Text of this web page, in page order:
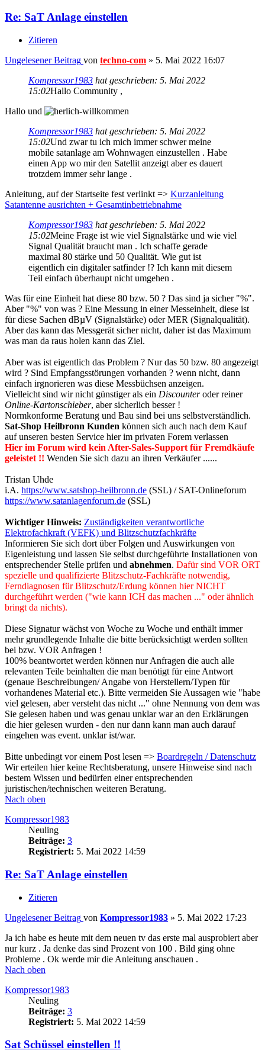
Re: SaT Anlage einstellen
Zitieren
Ungelesener Beitrag von techno-com » 5. Mai 2022 16:07
Kompressor1983 hat geschrieben: 5. Mai 2022
15:02Hallo Community ,
Hallo und
Kompressor1983 hat geschrieben: 5. Mai 2022
15:02Und zwar tu ich mich immer schwer meine
mobile satanlage am Wohnwagen einzustellen . Habe
einen App wo mir den Satellit anzeigt aber es dauert
trotzdem immer sehr lange .
Anleitung, auf der Startseite fest verlinkt => Kurzanleitung
Satantenne ausrichten + Gesamtinbetriebnahme
Kompressor1983 hat geschrieben: 5. Mai 2022
15:02Meine Frage ist wie viel Signalstärke und wie viel
Signal Qualität braucht man . Ich schaffe gerade
maximal 80 stärke und 50 Qualität. Wie gut ist
eigentlich ein digitaler satfinder !? Ich kann mit diesem
Teil einfach überhaupt nicht umgehen .
Was für eine Einheit hat diese 80 bzw. 50 ? Das sind ja sicher "%".
Aber "%" von was ? Eine Messung in einer Messeinheit, diese ist
für diese Sachen dBµV (Signalstärke) oder MER (Signalqualität).
Aber das kann das Messgerät sicher nicht, daher ist das Maximum
was man da raus holen kann das Ziel.
Aber was ist eigentlich das Problem ? Nur das 50 bzw. 80 angezeigt
wird ? Sind Empfangsstörungen vorhanden ? wenn nicht, dann
einfach irgnorieren was diese Messbüchsen anzeigen.
Vielleicht sind wir nicht günstiger als ein Discounteroder reiner
Online-Kartonschieber, aber sicherlich besser !
Normkonforme Beratung und Bau sind bei uns selbstverständlich.
Sat-Shop Heilbronn Kunden können sich auch nach dem Kauf
auf unseren besten Service hier im privaten Forem verlassen
Hier im Forum wird kein After-Sales-Support für Fremdkäufe
geleistet !! Wenden Sie sich dazu an ihren Verkäufer ......
Tristan Uhde
i.A. https://www.satshop-heilbronn.de (SSL) / SAT-Onlineforum
https://www.satanlagenforum.de (SSL)
Wichtiger Hinweis: Zuständigkeiten verantwortliche
Elektrofachkraft (VEFK) und Blitzschutzfachkräfte
Informieren Sie sich dort über Folgen und Auswirkungen von
Eigenleistung und lassen Sie selbst durchgeführte Installationen von
entsprechender Stelle prüfen und abnehmen. Dafür sind VOR ORT
spezielle und qualifizierte Blitzschutz-Fachkräfte notwendig,
Ferndiagnosen für Blitzschutz/Erdung können hier NICHT
durchgeführt werden ("wie kann ICH das machen ..." oder ähnlich
bringt da nichts).
Diese Signatur wächst von Woche zu Woche und enthält immer
mehr grundlegende Inhalte die bitte berücksichtigt werden sollten
bei bzw. VOR Anfragen !
100% beantwortet werden können nur Anfragen die auch alle
relevanten Teile beinhalten die man benötigt für eine Antwort
(genaue Beschreibungen/ Angabe von Herstellern/Typen für
vorhandenes Material etc.). Bitte vermeiden Sie Aussagen wie "habe
viel gelesen, aber versteht das nicht ..." ohne Nennung von dem was
Sie gelesen haben und was genau unklar war an den Erklärungen
die hier gelesen wurden - den nur dann kann man auch darauf
eingehen was event. unklar ist/war.
Bitte unbedingt vor einem Post lesen => Boardregeln / Datenschutz
Wir erteilen hier keine Rechtsberatung, unsere Hinweise sind nach
bestem Wissen und bedürfen einer entsprechenden
juristischen/technischen weiteren Beratung.
Nach oben
Kompressor1983
Neuling
Beiträge: 3
Registriert: 5. Mai 2022 14:59
Re: SaT Anlage einstellen
Zitieren
Ungelesener Beitrag von Kompressor1983 » 5. Mai 2022 17:23
Ja ich habe es heute mit dem neuen tv das erste mal ausprobiert aber
nur kurz . Ja denke das sind Prozent von 100 . Bild ging ohne
Probleme . Ok werde mir die Anleitung anschauen .
Nach oben
Kompressor1983
Neuling
Beiträge: 3
Registriert: 5. Mai 2022 14:59
Sat Schüssel einstellen !!